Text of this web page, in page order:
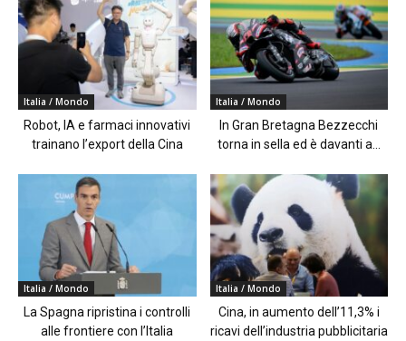
Italia / Mondo
Robot, IA e farmaci innovativi
trainano l’export della Cina
Italia / Mondo
In Gran Bretagna Bezzecchi
torna in sella ed è davanti a...
Italia / Mondo
La Spagna ripristina i controlli
alle frontiere con l’Italia
Italia / Mondo
Cina, in aumento dell’11,3% i
ricavi dell’industria pubblicitaria